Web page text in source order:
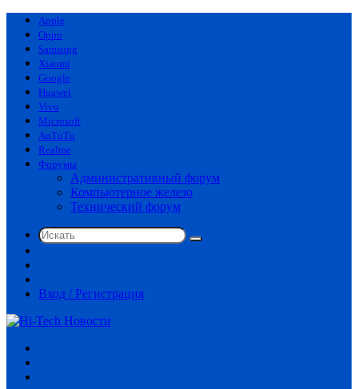
Apple
Oppo
Samsung
Xiaomi
Google
Huawei
Vivo
Microsoft
AnTuTu
Realme
Форумы
Административный форум
Компьютерное железо
Технический форум
Искать
статья
Вход / Регистрация